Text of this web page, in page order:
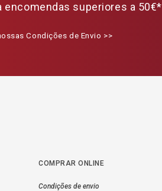
encomendas superiores a 50€*
Condições de Envio >>
COMPRAR ONLINE
Condições de envio